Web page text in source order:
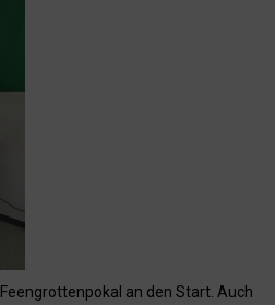
an den Start. Auch